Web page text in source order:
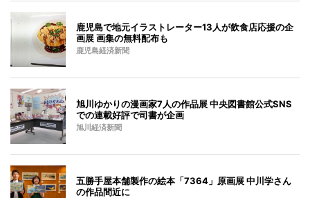
鹿児島で地元イラストレーター13人が飲食店応援の企
画展 画集の無料配布も
鹿児島経済新聞
旭川ゆかりの漫画家7人の作品展 中央図書館公式SNS
での連載好評で司書が企画
旭川経済新聞
五勝手屋本舗製作の絵本「7364」原画展 中川学さん
の作品間近に